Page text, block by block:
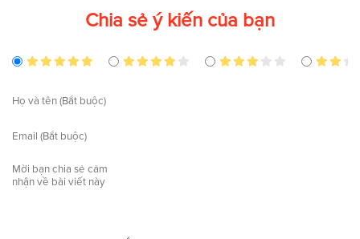
Chia sẻ ý kiến của bạn